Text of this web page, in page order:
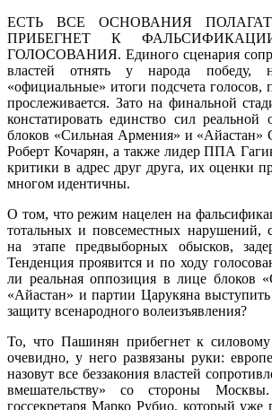
ЕСТЬ ВСЕ ОСНОВАНИЯ
ПРИБЕГНЕТ К
ГОЛОСОВАНИЯ. Единого сценария
властей отнять у народа победу,
«официальные» итоги подсчета голосов,
прослеживается. Зато на финальной
констатировать единство сил
блоков «Сильная Армения» и «Айастан»
Роберт Кочарян, а также лидер ППА
критики в адрес друг друга, их оценки
многом идентичны.
О том, что режим нацелен на
тотальных и повсеместных нарушений,
на этапе предвыборных обысков,
Тенденция проявится и по ходу
ли реальная оппозиция в лице блоков
«Айастан» и партии Царукяна
защиту всенародного волеизъявления?
То, что Пашинян прибегнет к
очевидно, у него развязаны руки:
назовут все беззакония властей
вмешательству» со стороны
госсекретаря Марко Рубио, который уже